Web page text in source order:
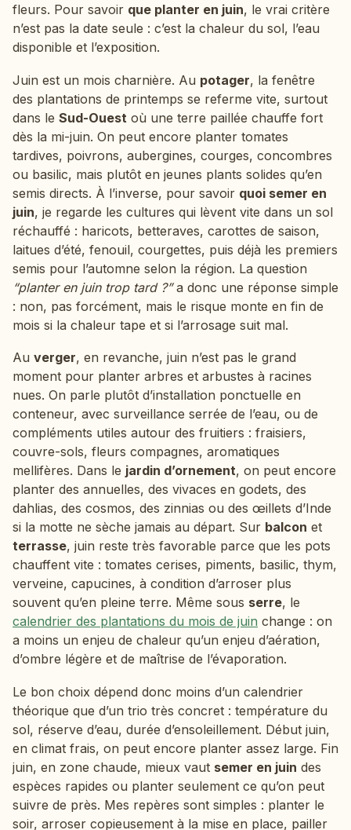
fleurs. Pour savoir que planter en juin, le vrai critère
n’est pas la date seule : c’est la chaleur du sol, l’eau
disponible et l’exposition.
Juin est un mois charnière. Au potager, la fenêtre
des plantations de printemps se referme vite, surtout
dans le Sud-Ouest où une terre paillée chauffe fort
dès la mi-juin. On peut encore planter tomates
tardives, poivrons, aubergines, courges, concombres
ou basilic, mais plutôt en jeunes plants solides qu’en
semis directs. À l’inverse, pour savoir quoi semer en
juin, je regarde les cultures qui lèvent vite dans un sol
réchauffé : haricots, betteraves, carottes de saison,
laitues d’été, fenouil, courgettes, puis déjà les premiers
semis pour l’automne selon la région. La question
“planter en juin trop tard ?”a donc une réponse simple
: non, pas forcément, mais le risque monte en fin de
mois si la chaleur tape et si l’arrosage suit mal.
Au verger, en revanche, juin n’est pas le grand
moment pour planter arbres et arbustes à racines
nues. On parle plutôt d’installation ponctuelle en
conteneur, avec surveillance serrée de l’eau, ou de
compléments utiles autour des fruitiers : fraisiers,
couvre-sols, fleurs compagnes, aromatiques
mellifères. Dans le jardin d’ornement, on peut encore
planter des annuelles, des vivaces en godets, des
dahlias, des cosmos, des zinnias ou des œillets d’Inde
si la motte ne sèche jamais au départ. Sur balcon et
terrasse, juin reste très favorable parce que les pots
chauffent vite : tomates cerises, piments, basilic, thym,
verveine, capucines, à condition d’arroser plus
souvent qu’en pleine terre. Même sous serre, le
calendrier des plantations du mois de juin change : on
a moins un enjeu de chaleur qu’un enjeu d’aération,
d’ombre légère et de maîtrise de l’évaporation.
Le bon choix dépend donc moins d’un calendrier
théorique que d’un trio très concret : température du
sol, réserve d’eau, durée d’ensoleillement. Début juin,
en climat frais, on peut encore planter assez large. Fin
juin, en zone chaude, mieux vaut semer en juin des
espèces rapides ou planter seulement ce qu’on peut
suivre de près. Mes repères sont simples : planter le
soir, arroser copieusement à la mise en place, pailler